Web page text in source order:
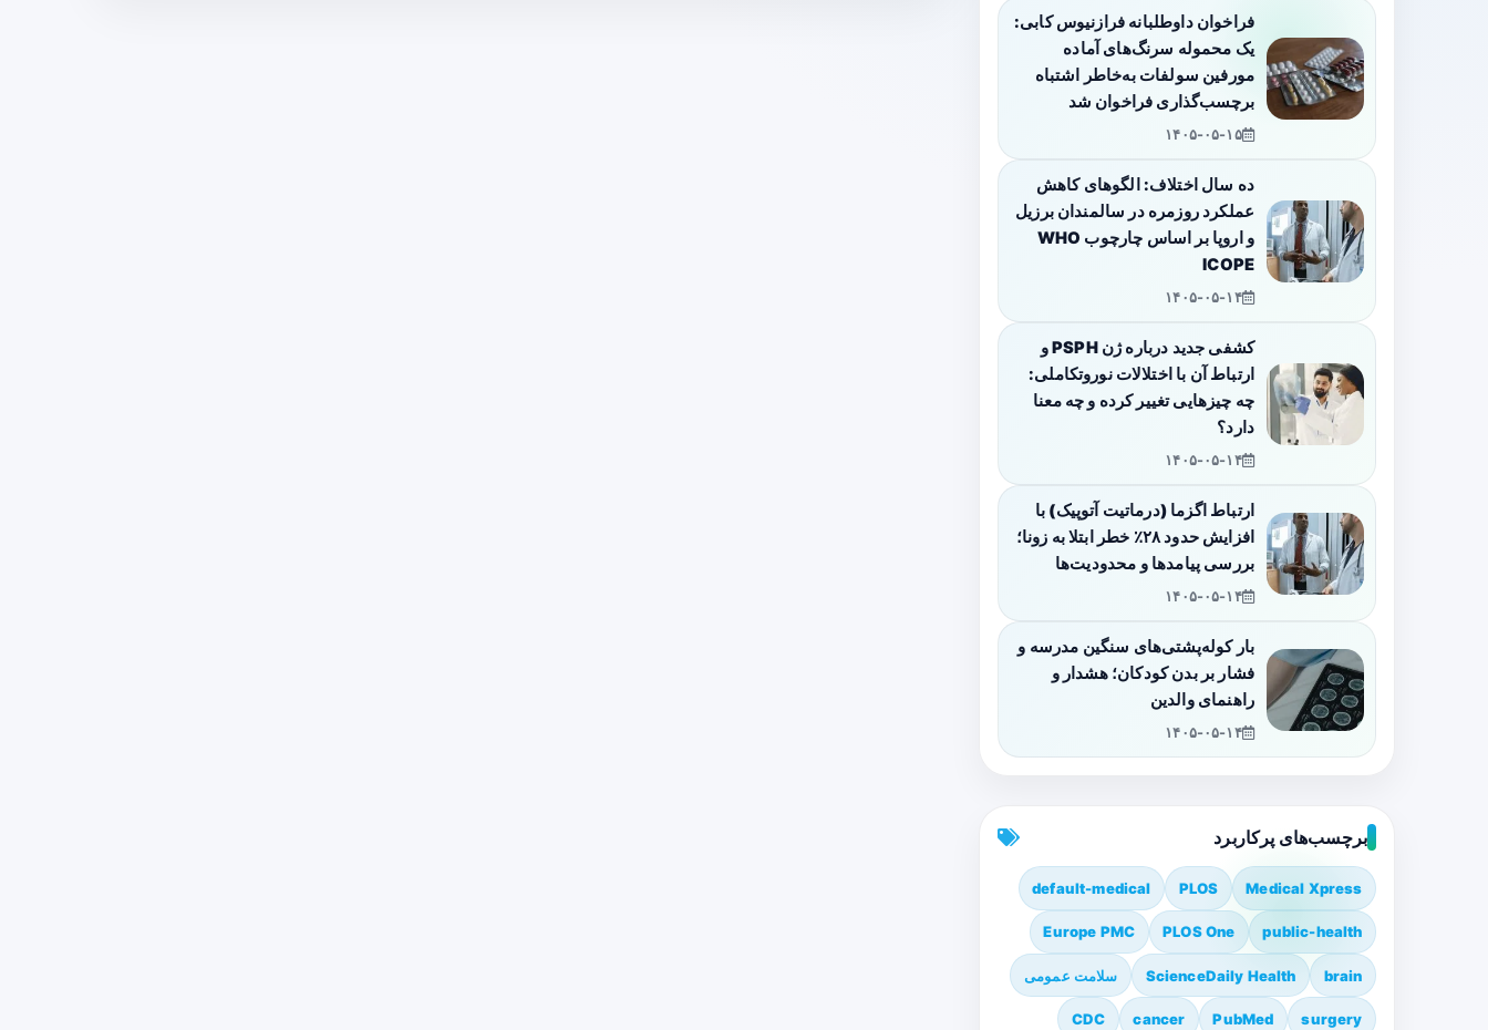
فراخوان داوطلبانه فرازنیوس کابی:
یک محموله سرنگ‌های آماده
مورفین سولفات به‌خاطر اشتباه
برچسب‌گذاری فراخوان شد
۱۴۰۵-۰۵-۱۵
ده سال اختلاف: الگوهای کاهش
عملکرد روزمره در سالمندان برزیل
و اروپا بر اساس چارچوب WHO
ICOPE
۱۴۰۵-۰۵-۱۴
کشفی جدید درباره ژن PSPH و
ارتباط آن با اختلالات نوروتکاملی:
چه چیزهایی تغییر کرده و چه معنا
دارد؟
۱۴۰۵-۰۵-۱۴
ارتباط اگزما (درماتیت آتوپیک) با
افزایش حدود ۲۸٪ خطر ابتلا به زونا؛
بررسی پیامدها و محدودیت‌ها
۱۴۰۵-۰۵-۱۴
بار کوله‌پشتی‌های سنگین مدرسه و
فشار بر بدن کودکان؛ هشدار و
راهنمای والدین
۱۴۰۵-۰۵-۱۴
برچسب‌های پرکاربرد
Medical Xpress
PLOS
default-medical
public-health
PLOS One
Europe PMC
brain
ScienceDaily Health سلامت عمومی
surgery
PubMed
cancer
CDC